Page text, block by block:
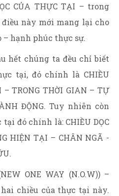
CỦA THỰC TẠI – trong
này mới mang lại cho
– hạnh phúc thực sự.
hết chúng ta đều chỉ biết
tại, đó chính là CHIỀU
– TRONG THỜI GIAN – TỰ
ĐỘNG. Tuy nhiên còn
đó chính là: CHIỀU DỌC
HIỆN TẠI – CHÂN NGÃ -
ONE WAY (N.O.W)) –
chiều của thực tại này.